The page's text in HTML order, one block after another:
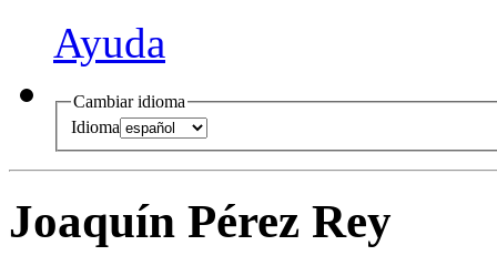
Ayuda
Cambiar idioma
Idioma
Joaquín Pérez Rey